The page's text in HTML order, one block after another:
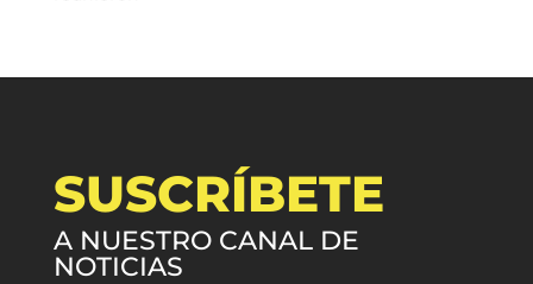
SUSCRÍBETE
A NUESTRO CANAL DE
NOTICIAS